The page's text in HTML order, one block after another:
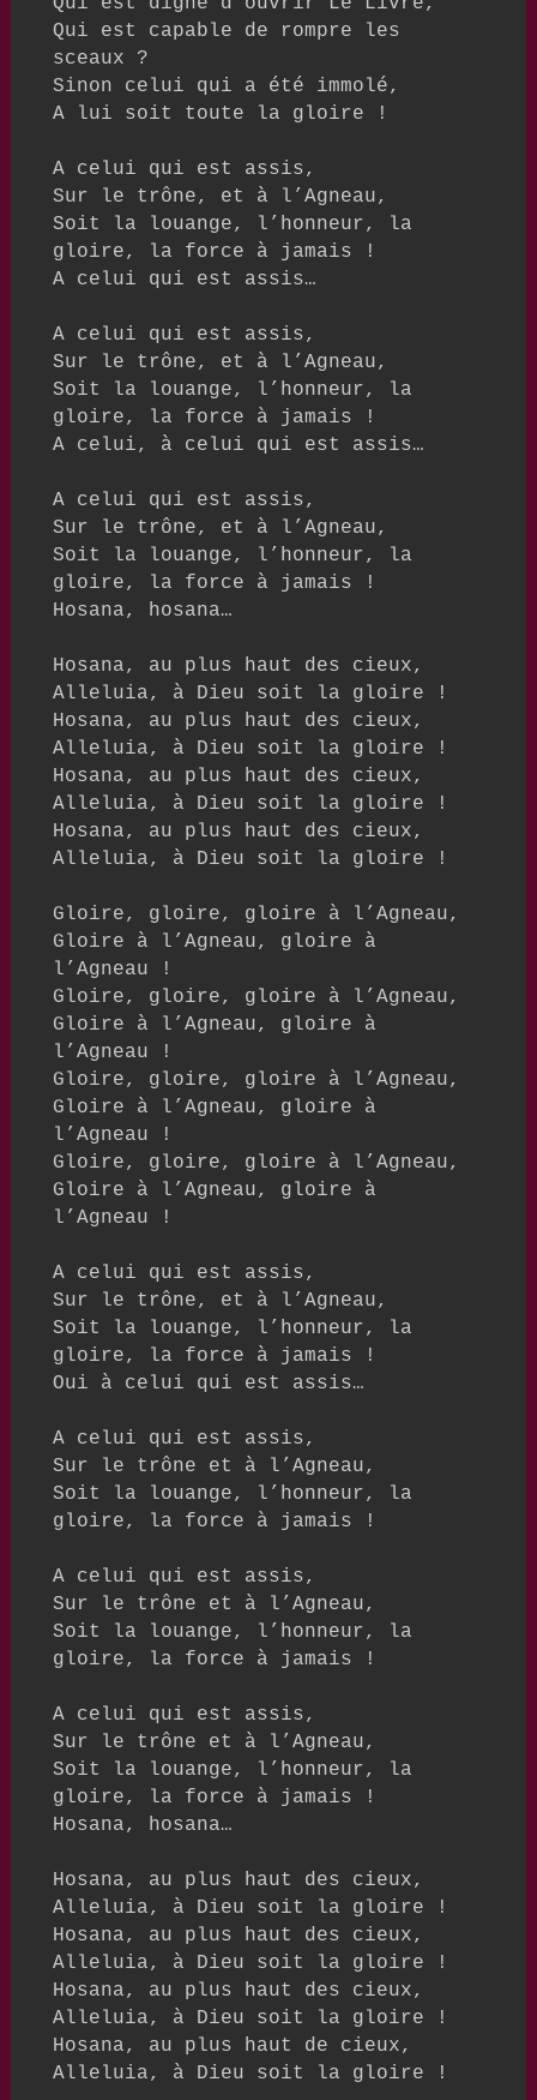
Qui est capable de rompre les
sceaux ?
Sinon celui qui a été immolé,
A lui soit toute la gloire !
A celui qui est assis,
Sur le trône, et à l’Agneau,
Soit la louange, l’honneur, la
gloire, la force à jamais !
A celui qui est assis…
A celui qui est assis,
Sur le trône, et à l’Agneau,
Soit la louange, l’honneur, la
gloire, la force à jamais !
A celui, à celui qui est assis…
A celui qui est assis,
Sur le trône, et à l’Agneau,
Soit la louange, l’honneur, la
gloire, la force à jamais !
Hosana, hosana…
Hosana, au plus haut des cieux,
Alleluia, à Dieu soit la gloire !
Hosana, au plus haut des cieux,
Alleluia, à Dieu soit la gloire !
Hosana, au plus haut des cieux,
Alleluia, à Dieu soit la gloire !
Hosana, au plus haut des cieux,
Alleluia, à Dieu soit la gloire !
Gloire, gloire, gloire à l’Agneau,
Gloire à l’Agneau, gloire à
l’Agneau !
Gloire, gloire, gloire à l’Agneau,
Gloire à l’Agneau, gloire à
l’Agneau !
Gloire, gloire, gloire à l’Agneau,
Gloire à l’Agneau, gloire à
l’Agneau !
Gloire, gloire, gloire à l’Agneau,
Gloire à l’Agneau, gloire à
l’Agneau !
A celui qui est assis,
Sur le trône, et à l’Agneau,
Soit la louange, l’honneur, la
gloire, la force à jamais !
Oui à celui qui est assis…
A celui qui est assis,
Sur le trône et à l’Agneau,
Soit la louange, l’honneur, la
gloire, la force à jamais !
A celui qui est assis,
Sur le trône et à l’Agneau,
Soit la louange, l’honneur, la
gloire, la force à jamais !
A celui qui est assis,
Sur le trône et à l’Agneau,
Soit la louange, l’honneur, la
gloire, la force à jamais !
Hosana, hosana…
Hosana, au plus haut des cieux,
Alleluia, à Dieu soit la gloire !
Hosana, au plus haut des cieux,
Alleluia, à Dieu soit la gloire !
Hosana, au plus haut des cieux,
Alleluia, à Dieu soit la gloire !
Hosana, au plus haut de cieux,
Alleluia, à Dieu soit la gloire !